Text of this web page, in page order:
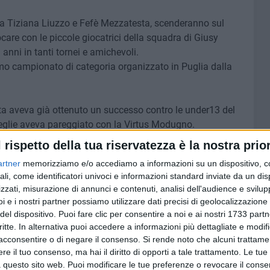
rispetto della tua riservatezza è la nostra
memorizziamo e/o accediamo a informazioni su un dispositivo,
come identificatori univoci e informazioni standard inviate da un
misurazione di annunci e contenuti, analisi dell'audience e
e i nostri partner possiamo utilizzare dati precisi di
dispositivo. Puoi fare clic per consentire a noi e ai nostri 1733
In alternativa puoi accedere a informazioni più dettagliate e
o di negare il consenso. Si rende noto che alcuni
il tuo consenso, ma hai il diritto di opporti a tale trattamento. Le
sito web. Puoi modificare le tue preferenze o revocare il
Tiziana Liuzzo e Fefè Mezzatesta, scenderanno sul
con le piccole giocatrici della squadra di Giusy
in tanti tornei e amichevoli.
campionato di categoria organizzato in Puglia dalla
aveva già ottenuto un successo contro le under13 del
aveva pareggiato con la Virtus Modugno.
crescita e confronto con l'assaggio della sana
le
7 AGOSTO 2026
MTM Molfetta, Cosimo Damiano
Angeletti è il nuovo
amministratore unico